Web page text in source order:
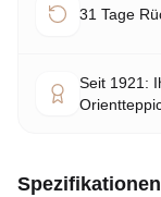
31 Tage
Seit 1921:
Spezifikationen